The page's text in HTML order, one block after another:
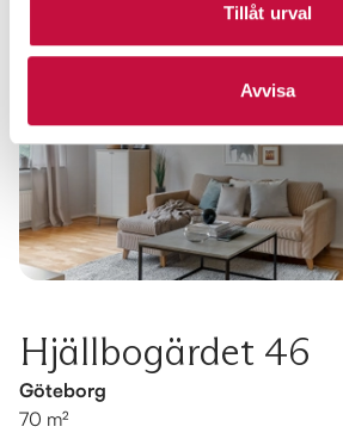
Tillåt urval
Avvisa
Hjällbogärdet 46
Göteborg
70 m²